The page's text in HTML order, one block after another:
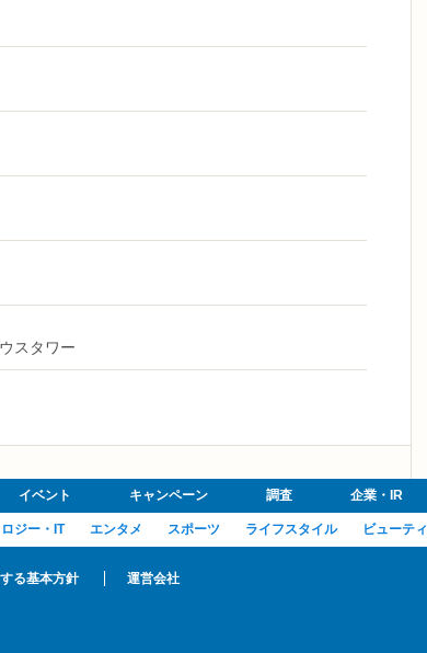
スタワー
イベント キャンペーン 調査 企業・IR
ジー・IT エンタメ スポーツ ライフスタイル ビューティ
る基本方針 運営会社